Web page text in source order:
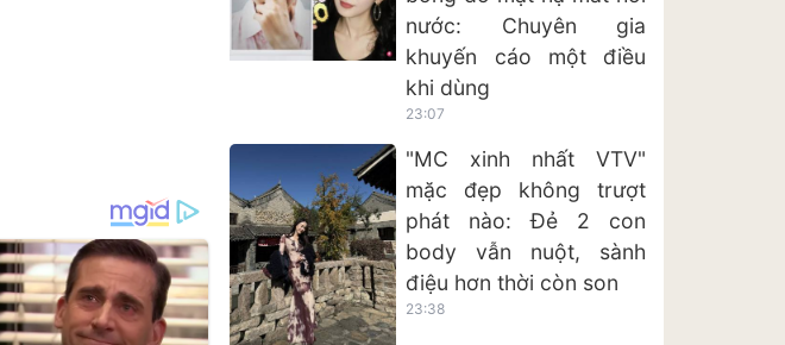
nước: Chuyên gia
khuyến cáo một điều
khi dùng
23:07
"MC xinh nhất VTV"
mặc đẹp không trượt
phát nào: Đẻ 2 con
body vẫn nuột, sành
điệu hơn thời còn son
23:38